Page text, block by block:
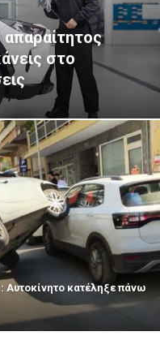
απαραίτητος
στο
Αυτοκίνητο κατέληξε πάνω